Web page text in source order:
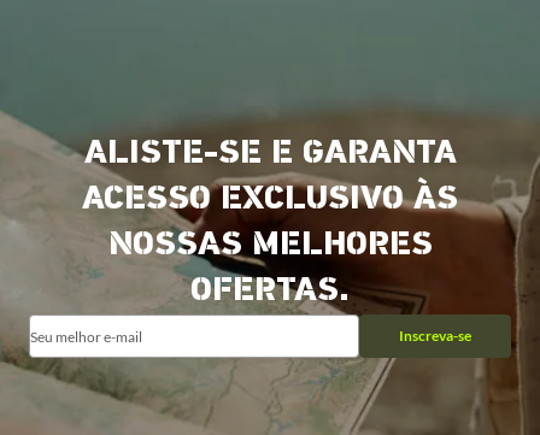
ALISTE-SE E GARANTA
ACESSO EXCLUSIVO ÀS
NOSSAS MELHORES
OFERTAS.
Inscreva-se